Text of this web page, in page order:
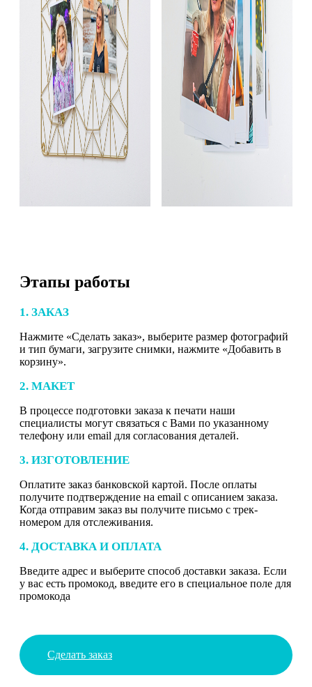
Этапы работы
1. ЗАКАЗ
Нажмите «Сделать заказ», выберите размер фотографий
и тип бумаги, загрузите снимки, нажмите «Добавить в
корзину».
2. МАКЕТ
В процессе подготовки заказа к печати наши
специалисты могут связаться с Вами по указанному
телефону или email для согласования деталей.
3. ИЗГОТОВЛЕНИЕ
Оплатите заказ банковской картой. После оплаты
получите подтверждение на email с описанием заказа.
Когда отправим заказ вы получите письмо с трек-
номером для отслеживания.
4. ДОСТАВКА И ОПЛАТА
Введите адрес и выберите способ доставки заказа. Если
у вас есть промокод, введите его в специальное поле для
промокода
Сделать заказ